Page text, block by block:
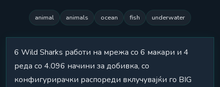
animal animals ocean fish underwater
6 Wild Sharks работи на мрежа со 6 макари и 4
реда со 4.096 начини за добивка, со
конфигурирачки распореди вклучувајќи го BIG